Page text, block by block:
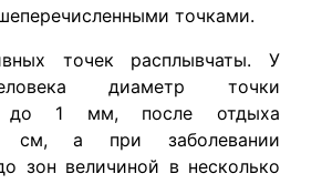
точками.
точек расплывчаты. У
диаметр точки
до 1 мм, после отдыха
см, а при заболевании
зон величиной в несколько